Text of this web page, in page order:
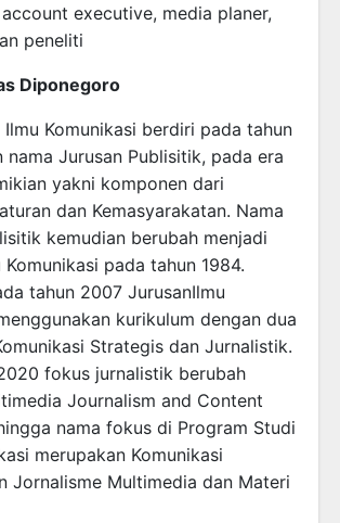
executive, media planer,
peneliti
Diponegoro
Komunikasi berdiri pada tahun
nama Jurusan Publisitik, pada era
yakni komponen dari
dan Kemasyarakatan. Nama
kemudian berubah menjadi
Komunikasi pada tahun 1984.
tahun 2007 JurusanIlmu
kurikulum dengan dua
Strategis dan Jurnalistik.
fokus jurnalistik berubah
Journalism and Content
nama fokus di Program Studi
merupakan Komunikasi
Jornalisme Multimedia dan Materi